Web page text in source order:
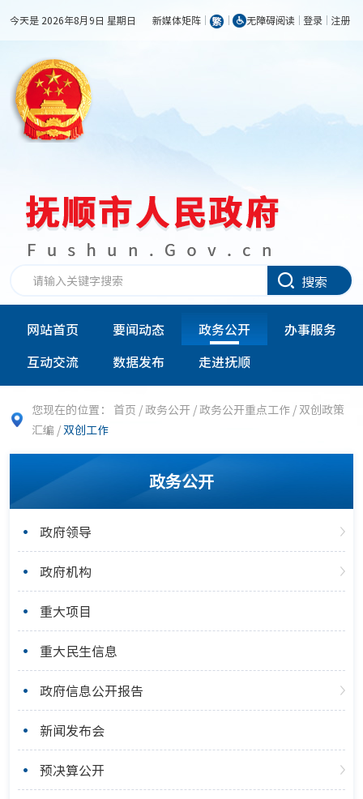
今天是 2026年8月9日 星期日 新媒体矩阵 无障碍阅读 登录 注册
搜索
网站首页 要闻动态 政务公开
办事服务
互动交流
数据发布 走进抚顺
您现在的位置： 首页 /政务公开 /政务公开重点工作 / 双创政策
汇编 /双创工作
政务公开
政府领导
政府机构
重大项目
重大民生信息
政府信息公开报告
新闻发布会
预决算公开